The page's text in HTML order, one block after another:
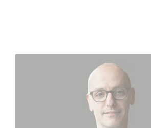
Gaumont USA Acquires OPUS, an